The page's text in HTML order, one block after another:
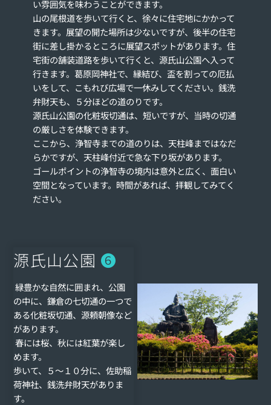
い雰囲気を味わうことができます。
山の尾根道を歩いて行くと、徐々に住宅地にかかって
きます。展望の開た場所は少ないですが、後半の住宅
街に差し掛かるところに展望スポットがあります。住
宅街の舗装道路を歩いて行くと、源氏山公園へ入って
行きます。葛原岡神社で、縁結び、盃を割っての厄払
いをして、こもれび広場で一休みしてください。銭洗
弁財天も、５分ほどの道のりです。
源氏山公園の化粧坂切通は、短いですが、当時の切通
の厳しさを体験できます。
ここから、浄智寺までの道のりは、天柱峰まではなだ
らかですが、天柱峰付近で急な下り坂があります。
ゴールポイントの浄智寺の境内は意外と広く、面白い
空間となっています。時間があれば、拝観してみてく
ださい。
源氏山公園 ❻
緑豊かな自然に囲まれ、公園
の中に、鎌倉の七切通の一つで
ある化粧坂切通、源頼朝像など
があります。
春には桜、秋には紅葉が楽し
めます。
歩いて、５〜１０分に、佐助稲
荷神社、銭洗弁財天がありま
す。